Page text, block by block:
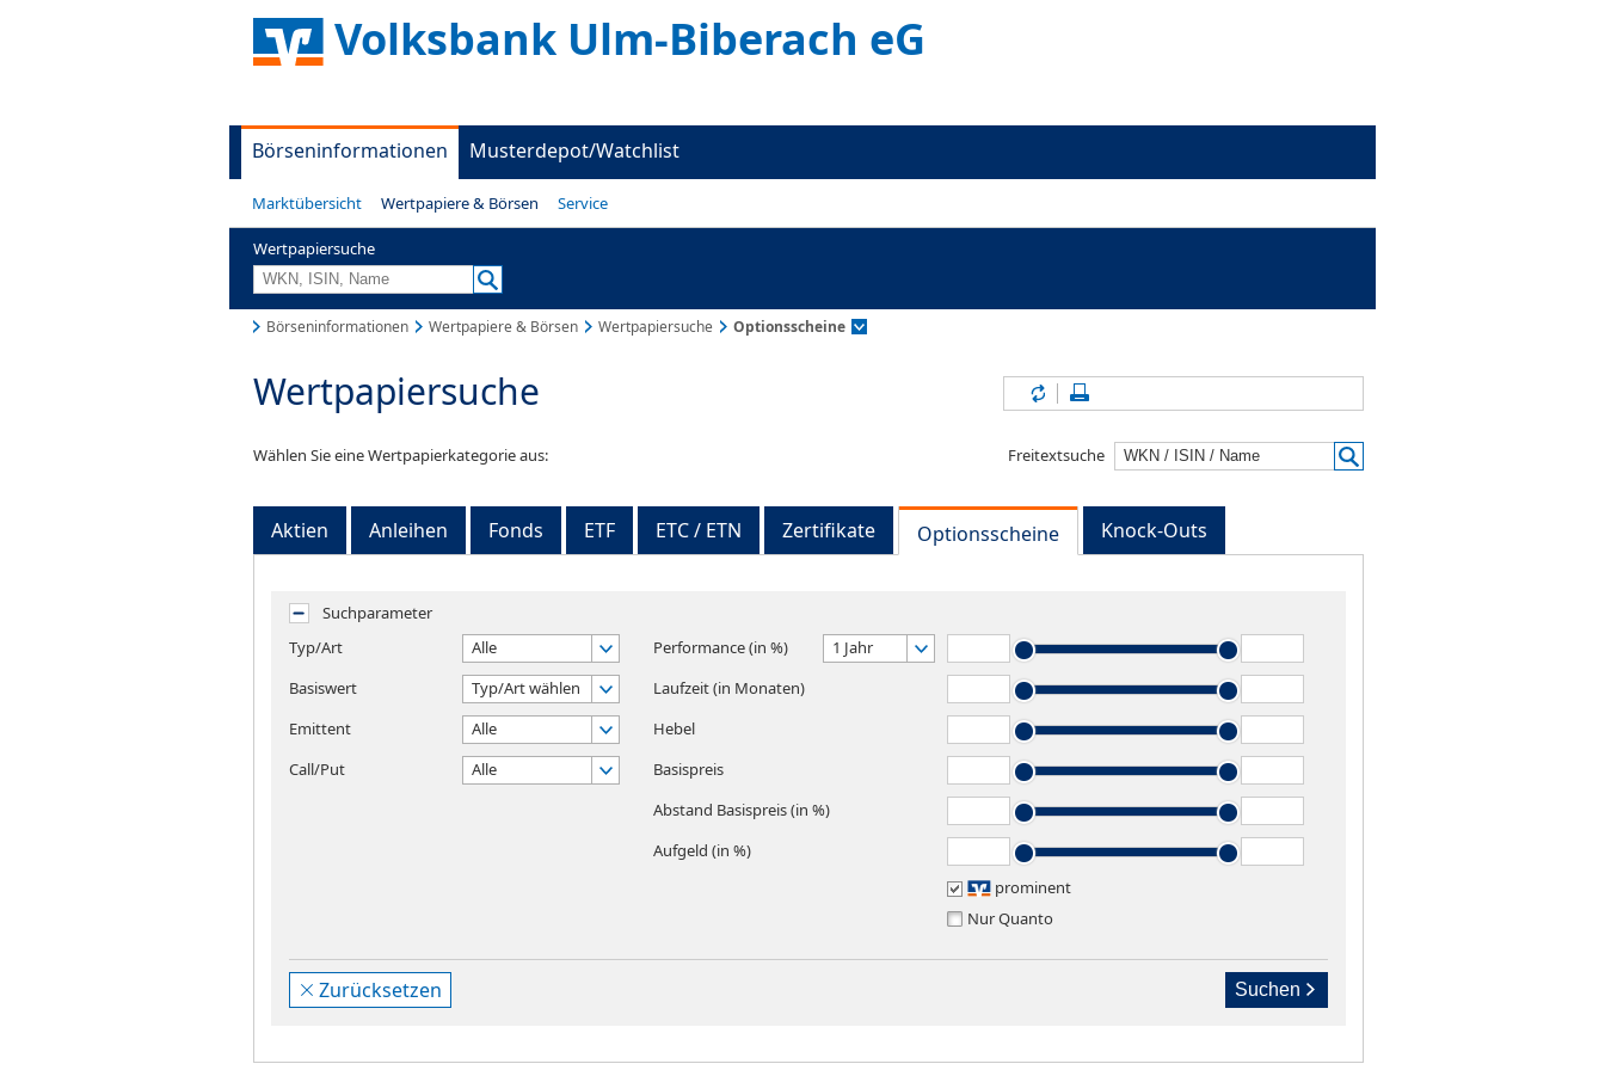
Volksbank Ulm-Biberach eG
Börseninformationen Musterdepot/Watchlist
Marktübersicht Wertpapiere & Börsen Service
Wertpapiersuche
Börseninformationen Wertpapiere & Börsen Wertpapiersuche Optionsscheine
Wertpapiersuche Inhalte aktualisieren
Wählen Sie eine Wertpapierkategorie aus: Freitextsuche
Aktien Anleihen Fonds ETF ETC / ETN Zertifikate Optionsscheine Knock-Outs
Suchparameter
Typ/Art
Alle
Basiswert
Typ/Art wählen
Emittent
Alle
Call/Put
Alle
Performance (in %)
1 Jahr
Laufzeit (in Monaten)
Hebel
Basispreis
Abstand Basispreis (in %)
Aufgeld (in %)
prominent
Nur Quanto
Suchen
Zurücksetzen